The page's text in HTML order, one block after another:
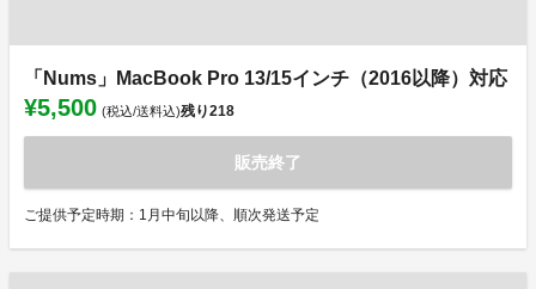
「Nums」MacBook Pro 13/15インチ（2016以降）対応
¥5,500 (税込/送料込)残り218
販売終了
ご提供予定時期：1月中旬以降、順次発送予定